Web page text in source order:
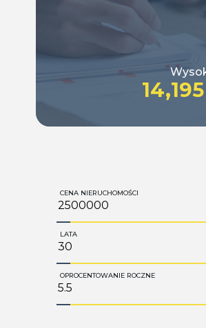
CENA NIERUCHOMOŚCI
LATA
OPROCENTOWANIE ROCZNE